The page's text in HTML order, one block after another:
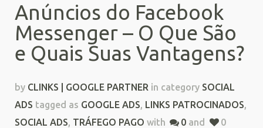
Anúncios do Facebook
Messenger – O Que São
e Quais Suas Vantagens?
by CLINKS | GOOGLE PARTNER in category SOCIAL
ADS tagged as GOOGLE ADS, LINKS PATROCINADOS,
SOCIAL ADS, TRÁFEGO PAGO with 0 and 0